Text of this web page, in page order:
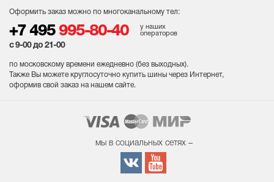
Оформить заказ можно по многоканальному тел:
+7 495 995-80-40
у наших
операторов
с 9-00 до 21-00
по московскому времени ежедневно (без выходных).
Также Вы можете круглосуточно купить шины через Интернет,
оформив свой заказ на нашем сайте.
мы в социальных сетях –